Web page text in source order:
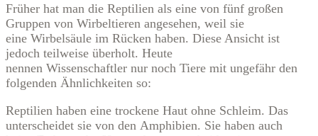
Früher hat man die Reptilien als eine von fünf großen
Gruppen von Wirbeltieren angesehen, weil sie
eine Wirbelsäule im Rücken haben. Diese Ansicht ist
jedoch teilweise überholt. Heute
nennen Wissenschaftler nur noch Tiere mit ungefähr den
folgenden Ähnlichkeiten so:
Reptilien haben eine trockene Haut ohne Schleim. Das
unterscheidet sie von den Amphibien. Sie haben auch